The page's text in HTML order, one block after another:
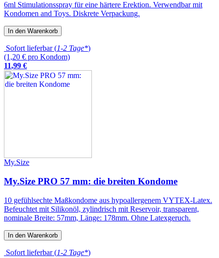
6ml Stimulationsspray für eine härtere Erektion. Verwendbar mit
Kondomen and Toys. Diskrete Verpackung.
In den Warenkorb
Sofort lieferbar (1-2 Tage*)
(1,20 € pro Kondom)
11,99 €
My.Size
My.Size PRO 57 mm: die breiten Kondome
10 gefühlsechte Maßkondome aus hypoallergenem VYTEX-Latex.
Befeuchtet mit Silikonöl, zylindrisch mit Reservoir, transparent,
nominale Breite: 57mm, Länge: 178mm. Ohne Latexgeruch.
In den Warenkorb
Sofort lieferbar (1-2 Tage*)